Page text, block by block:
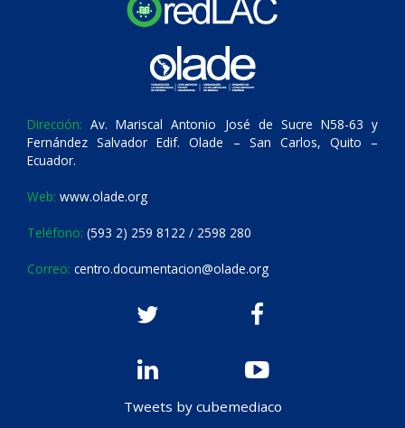
Dirección: Av. Mariscal Antonio José de Sucre N58-63 y
Fernández Salvador Edif. Olade – San Carlos, Quito –
Ecuador.
Web: www.olade.org
Teléfono: (593 2) 259 8122 / 2598 280
Correo: centro.documentacion@olade.org
Tweets by cubemediaco